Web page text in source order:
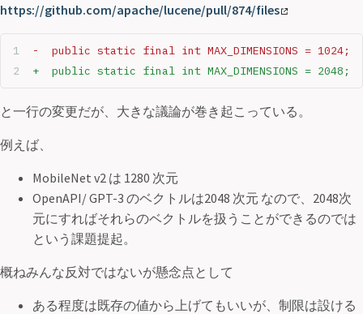
https://github.com/apache/lucene/pull/874/files
-  public static final int MAX_DIMENSIONS = 1024;
+  public static final int MAX_DIMENSIONS = 2048;
と一行の変更だが、大きな議論が巻き起こっている。
例えば、
MobileNet v2 は 1280 次元
OpenAPI/ GPT-3 のベクトルは2048 次元 なので、2048次
元にすればそれらのベクトルを扱うことができるのでは
という課題提起。
概ねみんな反対ではないが懸念点として
ある程度は既存の値から上げてもいいが、制限は設ける